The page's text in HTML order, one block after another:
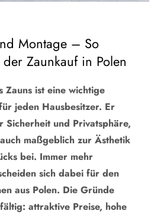
Montage – So
Zaunkauf in Polen
Zauns ist eine wichtige
jeden Hausbesitzer. Er
Sicherheit und Privatsphäre,
maßgeblich zur Ästhetik
bei. Immer mehr
sich dabei für den
aus Polen. Die Gründe
attraktive Preise, hohe